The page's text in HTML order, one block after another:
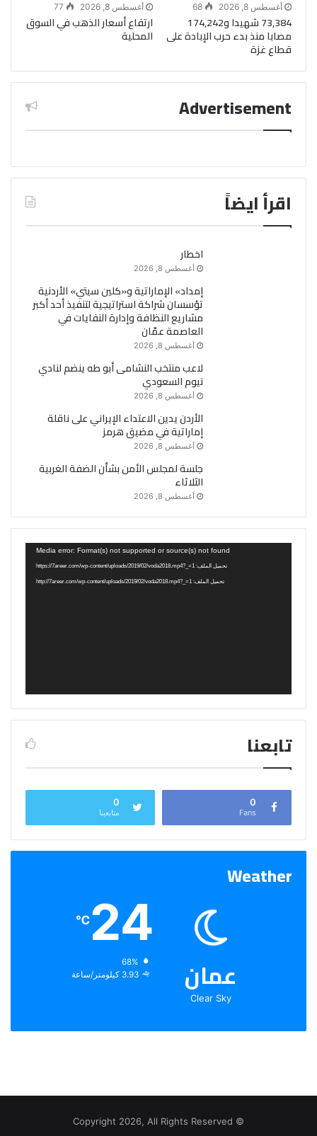
أغسطس 8, 2026 68
73,384 شهيدا و174,242
مصابا منذ بدء حرب الإبادة على
قطاع غزة
أغسطس 8, 2026 77
ارتفاع أسعار الذهب في السوق
المحلية
Advertisement
اقرأ ايضاً
اخطار
أغسطس 8, 2026
إمداد» الإماراتية و«كلين سيتي» الأردنية
تؤسسان شراكة استراتيجية لتنفيذ أحد أكبر
مشاريع النظافة وإدارة النفايات في
العاصمة عمّان
أغسطس 8, 2026
لاعب منتخب النشامى أبو طه ينضم لنادي
نيوم السعودي
أغسطس 8, 2026
الأردن يدين الاعتداء الإيراني على ناقلة
إماراتية في مضيق هرمز
أغسطس 8, 2026
جلسة لمجلس الأمن بشأن الضفة الغربية
الثلاثاء
أغسطس 8, 2026
Media error: Format(s) not supported or source(s) not found
تحميل الملف: https://7areer.com/wp-content/uploads/2019/02/voda2018.mp4?_=1
تحميل الملف: http://7areer.com/wp-content/uploads/2019/02/voda2018.mp4?_=1
تابعنا
0
Fans
0
متابعينا
Weather
عمان
Clear Sky
24
℃
الرطوبة:
الرياح:3.93 كيلومتر/ساعة
© Copyright 2026, All Rights Reserved